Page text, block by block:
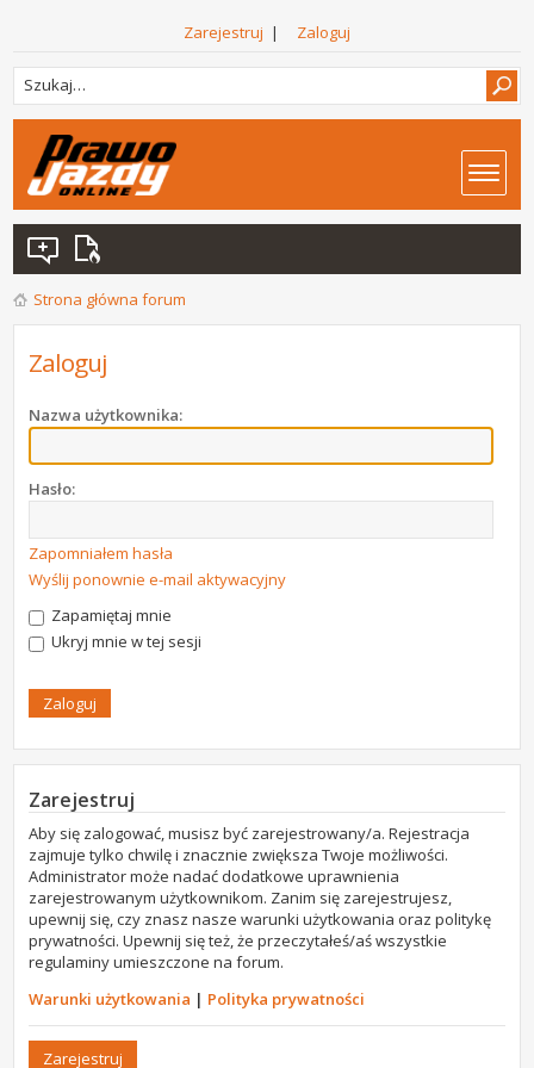
Zarejestruj | Zaloguj
Strona główna forum
Zaloguj
Nazwa użytkownika:
Hasło:
Zapomniałem hasła
Wyślij ponownie e-mail aktywacyjny
Zapamiętaj mnie
Ukryj mnie w tej sesji
Zarejestruj
Aby się zalogować, musisz być zarejestrowany/a. Rejestracja
zajmuje tylko chwilę i znacznie zwiększa Twoje możliwości.
Administrator może nadać dodatkowe uprawnienia
zarejestrowanym użytkownikom. Zanim się zarejestrujesz,
upewnij się, czy znasz nasze warunki użytkowania oraz politykę
prywatności. Upewnij się też, że przeczytałeś/aś wszystkie
regulaminy umieszczone na forum.
Warunki użytkowania | Polityka prywatności
Zarejestruj